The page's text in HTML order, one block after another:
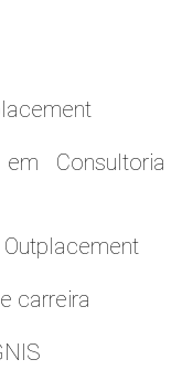
Consultoria
carreira